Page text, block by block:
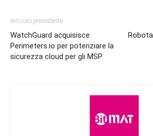
Articolo precedente
WatchGuard acquisisce
Perimeters.io per potenziare la
sicurezza cloud per gli MSP